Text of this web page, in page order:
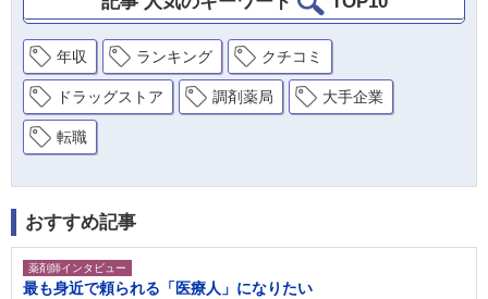
年収 ランキング クチコミ
ドラッグストア 調剤薬局 大手企業
転職
おすすめ記事
薬剤師インタビュー
最も身近で頼られる「医療人」になりたい